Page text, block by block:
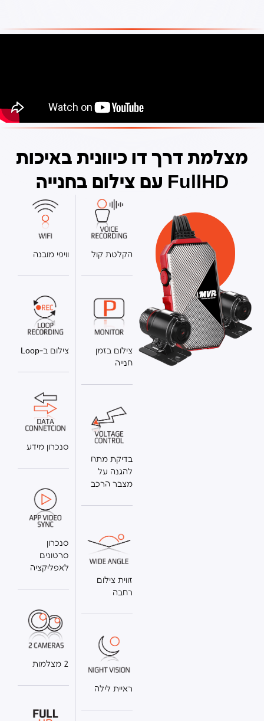
מצלמת דרך דו כיוונית באיכות
FullHD עם צילום בחנייה
הקלטת קול
צילום בזמן
חנייה
בדיקת מתח
להגנה על
מצבר הרכב
זווית צילום
רחבה
ראיית לילה
וויפי מובנה
צילום ב-Loop
סנכרון מידע
סנכרון
סרטונים
לאפליקציה
2 מצלמות